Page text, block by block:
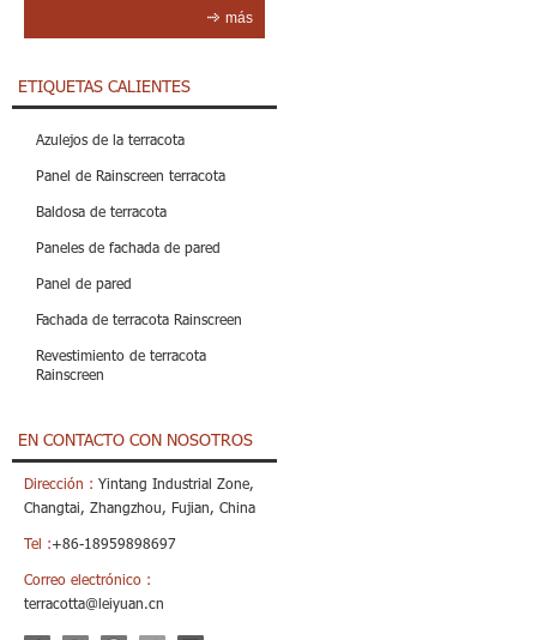
más
ETIQUETAS CALIENTES
Azulejos de la terracota
Panel de Rainscreen terracota
Baldosa de terracota
Paneles de fachada de pared
Panel de pared
Fachada de terracota Rainscreen
Revestimiento de terracota
Rainscreen
EN CONTACTO CON NOSOTROS
Dirección : Yintang Industrial Zone,
Changtai, Zhangzhou, Fujian, China
Tel :+86-18959898697
Correo electrónico :
terracotta@leiyuan.cn